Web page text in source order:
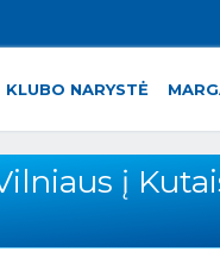
KLUBO NARYSTĖ
į